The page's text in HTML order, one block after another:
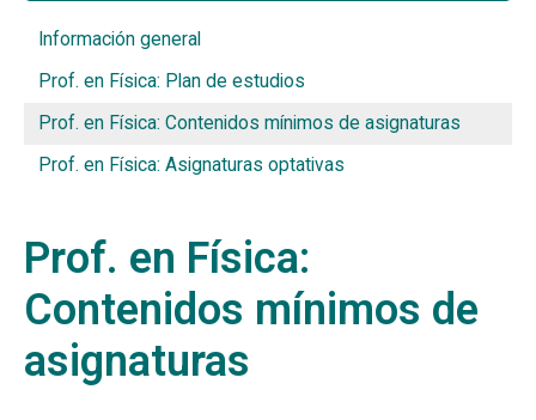
Información general
Prof. en Física: Plan de estudios
Prof. en Física: Contenidos mínimos de asignaturas
Prof. en Física: Asignaturas optativas
Prof. en Física:
Contenidos mínimos de
asignaturas